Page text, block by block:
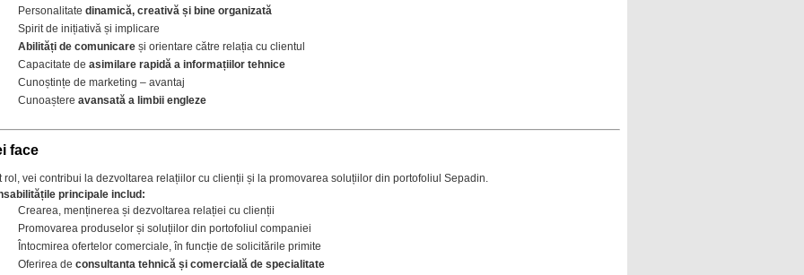
Personalitate dinamică, creativă și bine organizată
Spirit de inițiativă și implicare
Abilități de comunicare și orientare către relația cu clientul
Capacitate de asimilare rapidă a informațiilor tehnice
Cunoștințe de marketing – avantaj
Cunoaștere avansată a limbii engleze
face
rol, vei contribui la dezvoltarea relațiilor cu clienții și la promovarea soluțiilor din portofoliul Sepadin.
principale includ:
Crearea, menținerea și dezvoltarea relației cu clienții
Promovarea produselor și soluțiilor din portofoliul companiei
Întocmirea ofertelor comerciale, în funcție de solicitările primite
Oferirea de consultanta tehnică și comercială de specialitate